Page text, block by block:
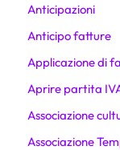
Anticipazioni
Anticipo fatture
Applicazione di
Aprire partita
Associazione
Associazione